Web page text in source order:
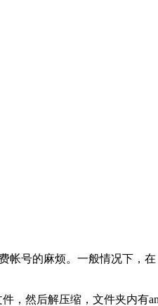
号的麻烦。一般情况下，
，然后解压缩，文件夹内有